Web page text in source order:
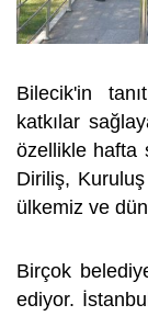
Bilecik'in
katkılar
özellikle hafta
Diriliş,
ülkemiz ve
Birçok
ediyor.